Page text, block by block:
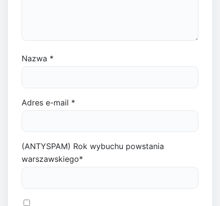
Nazwa *
Adres e-mail *
(ANTYSPAM) Rok wybuchu powstania
warszawskiego*